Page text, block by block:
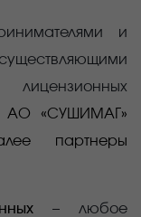
и
АО «СУШИМАГ»
партнеры
–
любое